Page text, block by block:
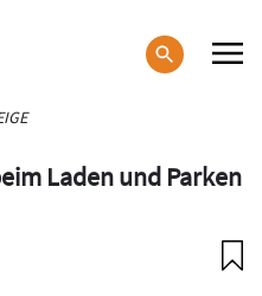
Laden und Parken